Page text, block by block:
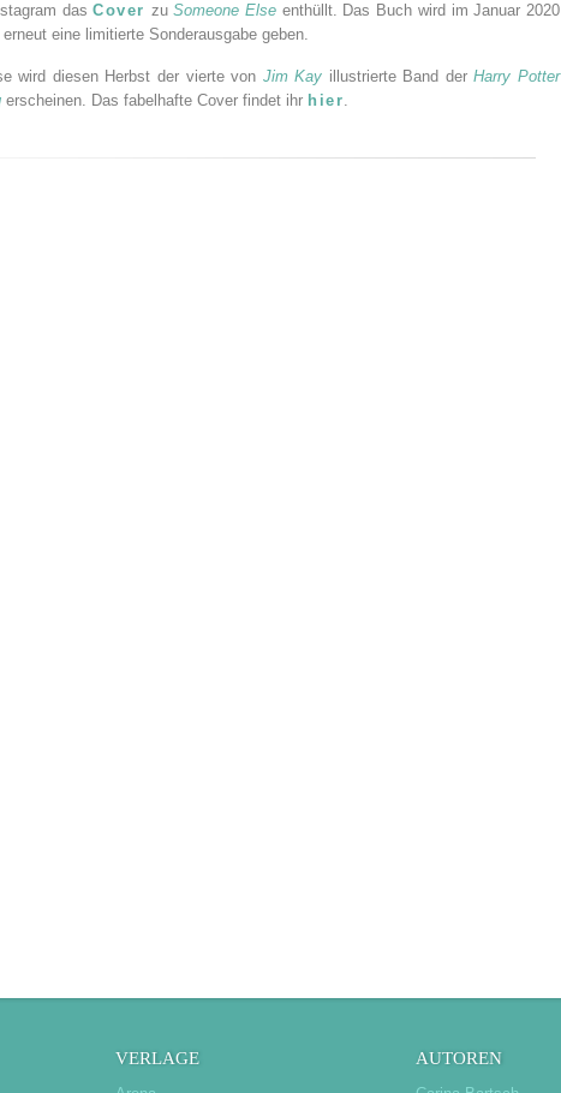
dasCover zuSomeone Elseenthüllt. Das Buch wird im Januar 2020
eine limitierte Sonderausgabe geben.
wird diesen Herbst der vierte von Jim Kay illustrierte Band derHarry Potter
erscheinen. Das fabelhafte Cover findet ihr hier.
VERLAGE AUTOREN